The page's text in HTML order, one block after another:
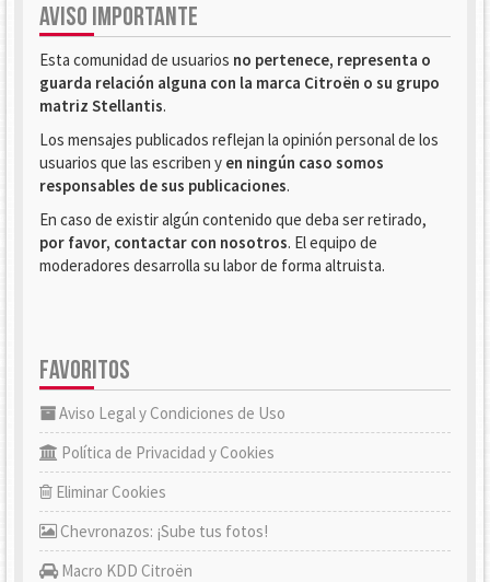
AVISO IMPORTANTE
Esta comunidad de usuarios no pertenece, representa o
guarda relación alguna con la marca Citroën o su grupo
matriz Stellantis.
Los mensajes publicados reflejan la opinión personal de los
usuarios que las escriben y en ningún caso somos
responsables de sus publicaciones.
En caso de existir algún contenido que deba ser retirado,
por favor, contactar con nosotros. El equipo de
moderadores desarrolla su labor de forma altruista.
FAVORITOS
Aviso Legal y Condiciones de Uso
Política de Privacidad y Cookies
Eliminar Cookies
Chevronazos: ¡Sube tus fotos!
Macro KDD Citroën